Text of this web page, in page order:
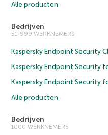
Alle producten
Bedrijven
51-999 WERKNEMERS
Kaspersky Endpoint Security
Kaspersky Endpoint Security
Kaspersky Endpoint Security
Alle producten
Bedrijven
1000 WERKNEMERS